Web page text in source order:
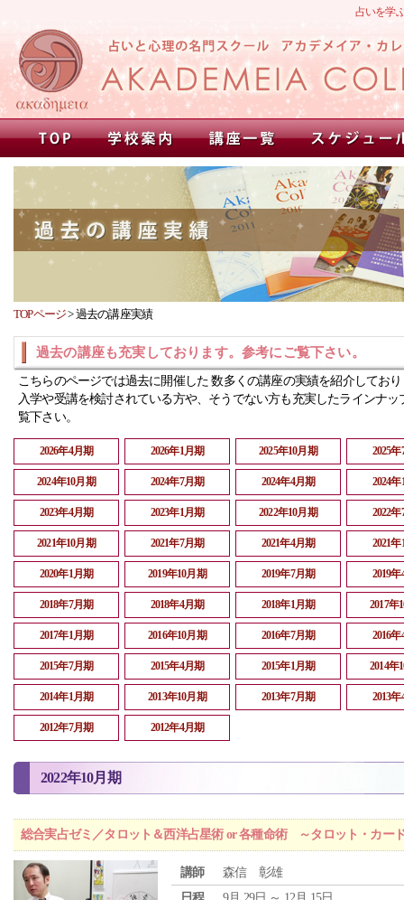
占いを学
TOPページ>過去の講座実績
過去の講座も充実しております。参考にご覧下さい。
こちらのページでは過去に開催した 数多くの講座の実績を紹介してお
入学や受講を検討されている方や、そうでない方も充実したラインナッ
覧下さい。
2026年4月期 2026年1月期 2025年10月期 2025
2024年10月期 2024年7月期 2024年4月期 2024
2023年4月期 2023年1月期 2022年10月期 2022
2021年10月期 2021年7月期 2021年4月期 2021
2020年1月期 2019年10月期 2019年7月期 2019
2018年7月期 2018年4月期 2018年1月期 2017年
2017年1月期 2016年10月期 2016年7月期 2016
2015年7月期 2015年4月期 2015年1月期 2014年
2014年1月期 2013年10月期 2013年7月期 2013
2012年7月期 2012年4月期
2022年10月期
総合実占ゼミ／タロット＆西洋占星術 or 各種命術 ～タロット・カー
講師
森信 彰雄